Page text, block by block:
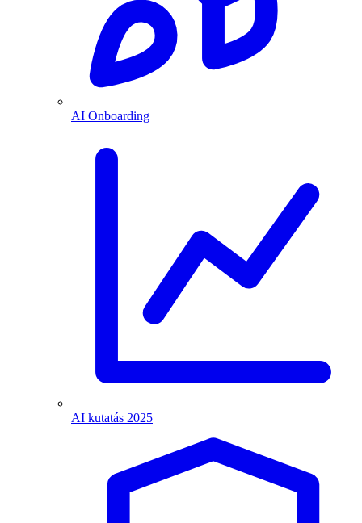
AI Onboarding
AI kutatás 2025